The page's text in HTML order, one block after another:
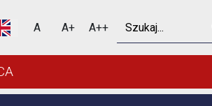
A A+ A++